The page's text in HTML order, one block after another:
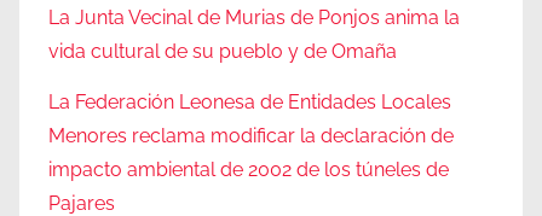
La Junta Vecinal de Murias de Ponjos anima la
vida cultural de su pueblo y de Omaña
La Federación Leonesa de Entidades Locales
Menores reclama modificar la declaración de
impacto ambiental de 2002 de los túneles de
Pajares